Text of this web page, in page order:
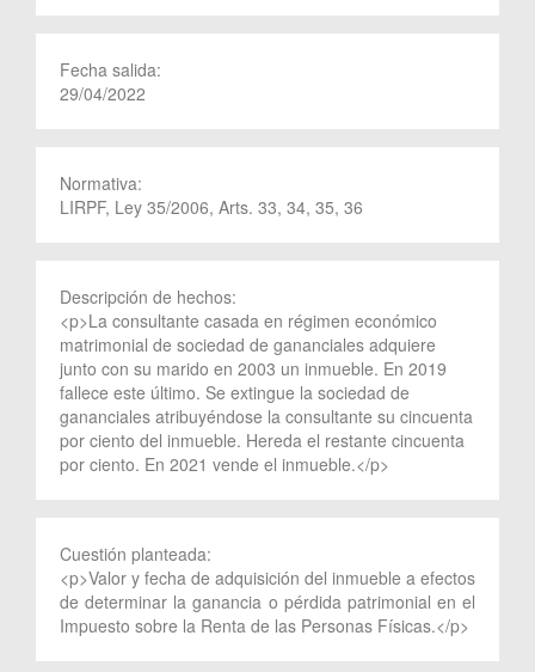
Fecha salida:
29/04/2022
Normativa:
LIRPF, Ley 35/2006, Arts. 33, 34, 35, 36
Descripción de hechos:
<p>La consultante casada en régimen económico
matrimonial de sociedad de gananciales adquiere
junto con su marido en 2003 un inmueble. En 2019
fallece este último. Se extingue la sociedad de
gananciales atribuyéndose la consultante su cincuenta
por ciento del inmueble. Hereda el restante cincuenta
por ciento. En 2021 vende el inmueble.</p>
Cuestión planteada:
<p>Valor y fecha de adquisición del inmueble a efectos
de determinar la ganancia o pérdida patrimonial en el
Impuesto sobre la Renta de las Personas Físicas.</p>